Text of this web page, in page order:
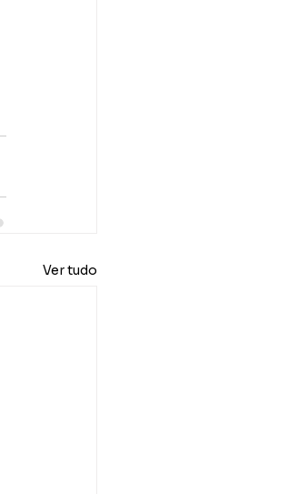
Ver tudo